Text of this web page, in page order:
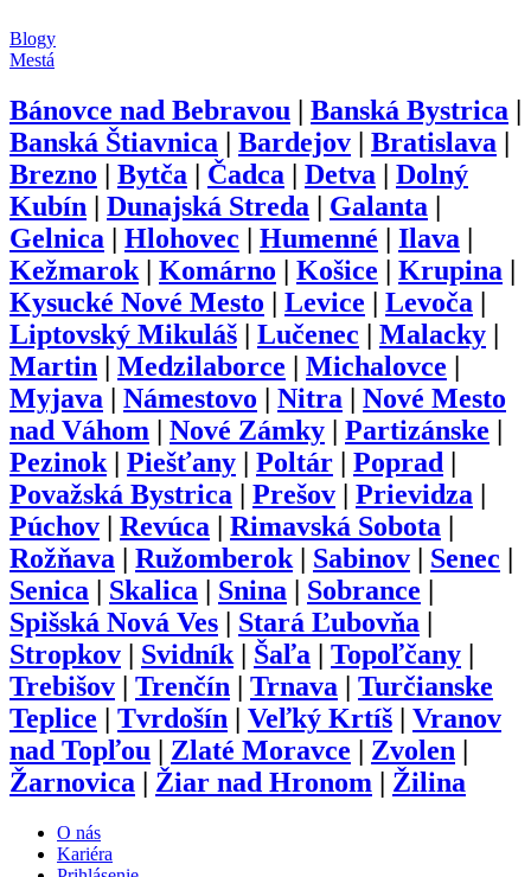
Blogy
Mestá
Bánovce nad Bebravou | Banská Bystrica |
Banská Štiavnica | Bardejov | Bratislava |
Brezno | Bytča | Čadca | Detva | Dolný
Kubín | Dunajská Streda | Galanta |
Gelnica | Hlohovec | Humenné | Ilava |
Kežmarok | Komárno | Košice | Krupina |
Kysucké Nové Mesto | Levice | Levoča |
Liptovský Mikuláš | Lučenec | Malacky |
Martin | Medzilaborce | Michalovce |
Myjava | Námestovo | Nitra | Nové Mesto
nad Váhom | Nové Zámky | Partizánske |
Pezinok | Piešťany | Poltár | Poprad |
Považská Bystrica | Prešov | Prievidza |
Púchov | Revúca | Rimavská Sobota |
Rožňava | Ružomberok | Sabinov | Senec |
Senica | Skalica | Snina | Sobrance |
Spišská Nová Ves | Stará Ľubovňa |
Stropkov | Svidník | Šaľa | Topoľčany |
Trebišov | Trenčín | Trnava | Turčianske
Teplice | Tvrdošín | Veľký Krtíš | Vranov
nad Topľou | Zlaté Moravce | Zvolen |
Žarnovica | Žiar nad Hronom | Žilina
O nás
Kariéra